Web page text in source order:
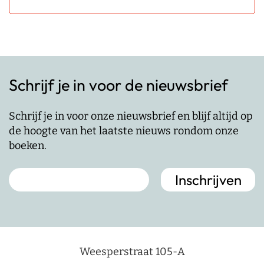
Schrijf je in voor de nieuwsbrief
Schrijf je in voor onze nieuwsbrief en blijf altijd op
de hoogte van het laatste nieuws rondom onze
boeken.
Weesperstraat 105-A